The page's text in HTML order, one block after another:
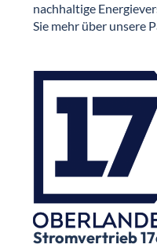
nachhaltige
Sie mehr über unsere
Stromvertrieb